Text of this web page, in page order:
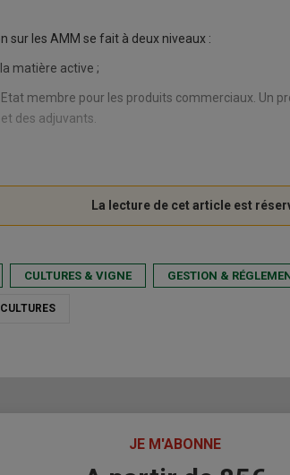
sur les AMM se fait à deux niveaux :
matière active ;
Etat membre pour les produits commerciaux. Un
des adjuvants.
CULTURES & VIGNE GESTION &
JE M'ABONNE